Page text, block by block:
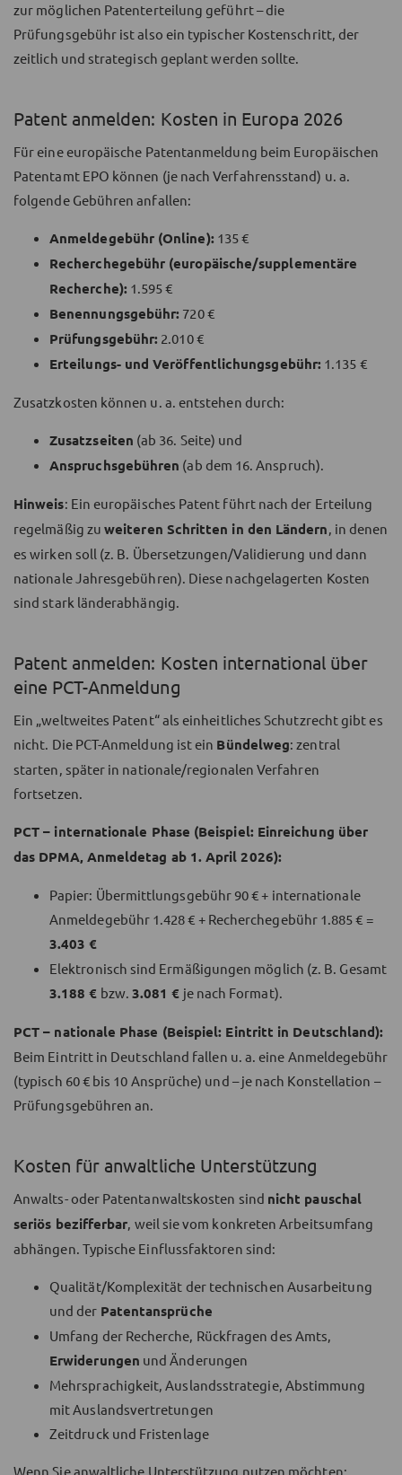
zur möglichen Patenterteilung geführt – die
Prüfungsgebühr ist also ein typischer Kostenschritt, der
zeitlich und strategisch geplant werden sollte.
Patent anmelden: Kosten in Europa 2026
Für eine europäische Patentanmeldung beim Europäischen
Patentamt EPO können (je nach Verfahrensstand) u. a.
folgende Gebühren anfallen:
Anmeldegebühr (Online): 135 €
Recherchegebühr (europäische/supplementäre
Recherche): 1.595 €
Benennungsgebühr: 720 €
Prüfungsgebühr: 2.010 €
Erteilungs- und Veröffentlichungsgebühr: 1.135 €
Zusatzkosten können u. a. entstehen durch:
Zusatzseiten (ab 36. Seite) und
Anspruchsgebühren (ab dem 16. Anspruch).
Hinweis: Ein europäisches Patent führt nach der Erteilung
regelmäßig zuweiteren Schritten in den Ländern, in denen
es wirken soll (z. B. Übersetzungen/Validierung und dann
nationale Jahresgebühren). Diese nachgelagerten Kosten
sind stark länderabhängig.
Patent anmelden: Kosten international über
eine PCT-Anmeldung
Ein „weltweites Patent“ als einheitliches Schutzrecht gibt es
nicht. Die PCT-Anmeldung ist ein Bündelweg: zentral
starten, später in nationale/regionalen Verfahren
fortsetzen.
PCT – internationale Phase (Beispiel: Einreichung über
das DPMA, Anmeldetag ab 1. April 2026):
Papier: Übermittlungsgebühr 90 € + internationale
Anmeldegebühr 1.428 € + Recherchegebühr 1.885 € =
3.403 €
Elektronisch sind Ermäßigungen möglich (z. B. Gesamt
3.188 € bzw. 3.081 € je nach Format).
PCT – nationale Phase (Beispiel: Eintritt in Deutschland):
Beim Eintritt in Deutschland fallen u. a. eine Anmeldegebühr
(typisch 60 € bis 10 Ansprüche) und – je nach Konstellation –
Prüfungsgebühren an.
Kosten für anwaltliche Unterstützung
Anwalts- oder Patentanwaltskosten sind nicht pauschal
seriös bezifferbar, weil sie vom konkreten Arbeitsumfang
abhängen. Typische Einflussfaktoren sind:
Qualität/Komplexität der technischen Ausarbeitung
und der Patentansprüche
Umfang der Recherche, Rückfragen des Amts,
Erwiderungen und Änderungen
Mehrsprachigkeit, Auslandsstrategie, Abstimmung
mit Auslandsvertretungen
Zeitdruck und Fristenlage
Wenn Sie anwaltliche Unterstützung nutzen möchten: